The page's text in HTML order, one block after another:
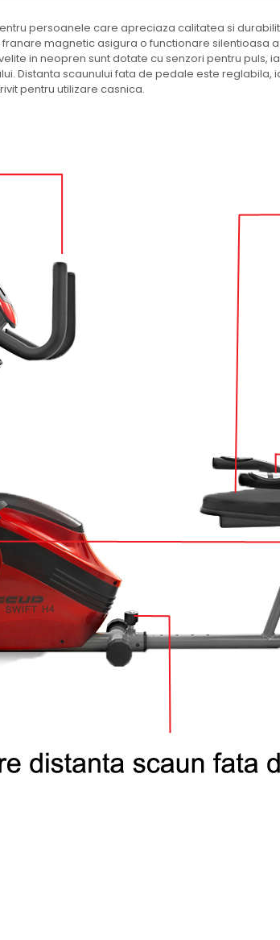
persoanele care apreciaza calitatea si
magnetic asigura o functionare silentioasa
in neopren sunt dotate cu senzori pentru puls,
Distanta scaunului fata de pedale este
pentru utilizare casnica.